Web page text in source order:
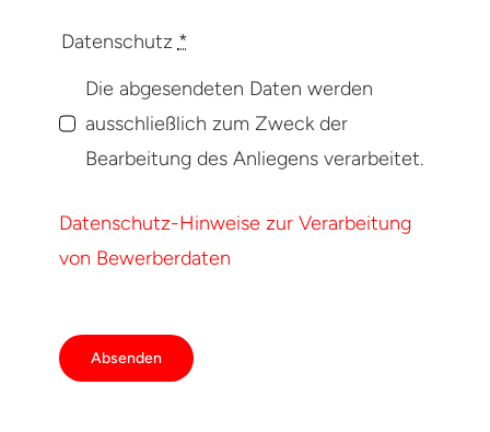
Datenschutz *
Die abgesendeten Daten werden
ausschließlich zum Zweck der
Bearbeitung des Anliegens verarbeitet.
Datenschutz-Hinweise zur Verarbeitung
von Bewerberdaten
Absenden